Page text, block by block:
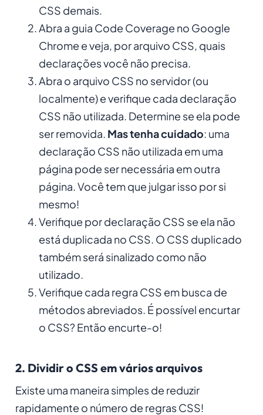
CSS demais.
Abra a guia Code Coverage no Google
Chrome e veja, por arquivo CSS, quais
declarações você não precisa.
Abra o arquivo CSS no servidor (ou
localmente) e verifique cada declaração
CSS não utilizada. Determine se ela pode
ser removida. Mas tenha cuidado: uma
declaração CSS não utilizada em uma
página pode ser necessária em outra
página. Você tem que julgar isso por si
mesmo!
Verifique por declaração CSS se ela não
está duplicada no CSS. O CSS duplicado
também será sinalizado como não
utilizado.
Verifique cada regra CSS em busca de
métodos abreviados. É possível encurtar
o CSS? Então encurte-o!
2. Dividir o CSS em vários arquivos
Existe uma maneira simples de reduzir
rapidamente o número de regras CSS!